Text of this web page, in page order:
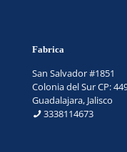
Fabrica
San Salvador #1851
Colonia del Sur CP:
Guadalajara, Jalisco
3338114673